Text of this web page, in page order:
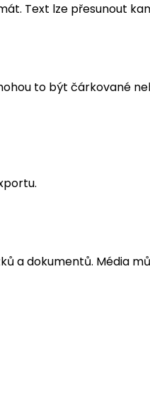
Text lze přesunout
to být čárkované
a dokumentů. Média